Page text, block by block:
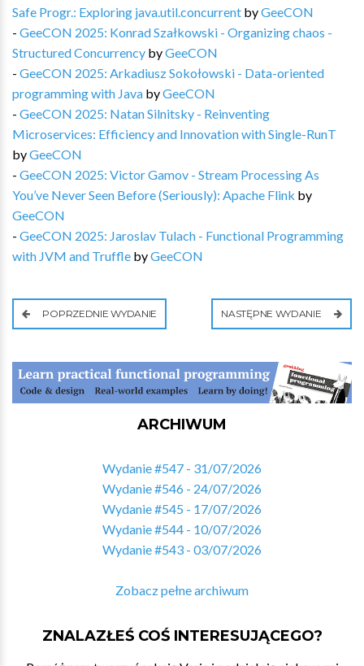
Safe Progr.: Exploring java.util.concurrent byGeeCON
- GeeCON 2025: Konrad Szałkowski - Organizing chaos -
Structured Concurrency byGeeCON
- GeeCON 2025: Arkadiusz Sokołowski - Data-oriented
programming with Java byGeeCON
- GeeCON 2025: Natan Silnitsky - Reinventing
Microservices: Efficiency and Innovation with Single-RunT
byGeeCON
- GeeCON 2025: Victor Gamov - Stream Processing As
You’ve Never Seen Before (Seriously): Apache Flink by
GeeCON
- GeeCON 2025: Jaroslav Tulach - Functional Programming
with JVM and Truffle byGeeCON
POPRZEDNIE WYDANIE NASTĘPNE WYDANIE
ARCHIWUM
Wydanie #547 - 31/07/2026
Wydanie #546 - 24/07/2026
Wydanie #545 - 17/07/2026
Wydanie #544 - 10/07/2026
Wydanie #543 - 03/07/2026
Zobacz pełne archiwum
ZNALAZŁEŚ COŚ INTERESUJĄCEGO?